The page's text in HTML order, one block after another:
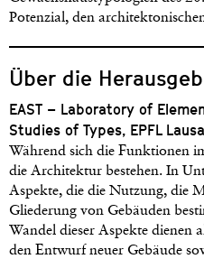
Potenzial, den
Über die
EAST – Laboratory of
Studies of Types, EPFL
Während sich die Funktionen
die Architektur bestehen. In
Aspekte, die die Nutzung, die
Gliederung von Gebäuden
Wandel dieser Aspekte dienen
den Entwurf neuer Gebäude